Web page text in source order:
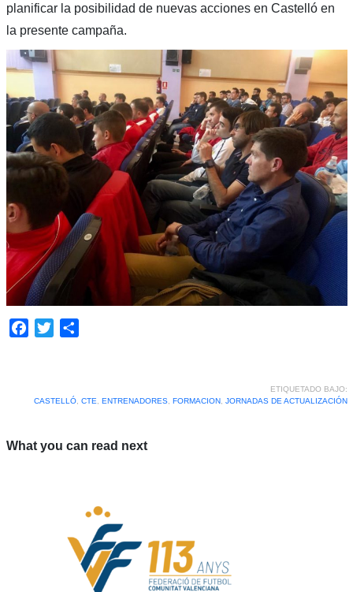
planificar la posibilidad de nuevas acciones en Castelló en
la presente campaña.
Facebook
Twitter
ETIQUETADO BAJO:
CASTELLÓ, CTE ENTRENADORES, FORMACION, JORNADAS DE ACTUALIZACIÓN
What you can read next